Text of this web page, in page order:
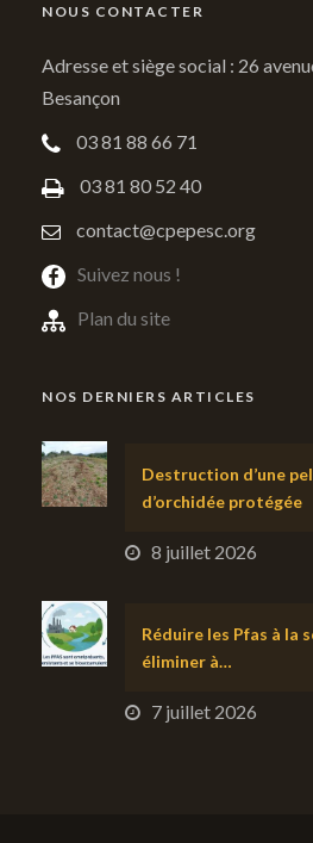
NOUS CONTACTER
Adresse et siège social : 26
Besançon
03 81 88 66 71
03 81 80 52 40
contact@cpepesc.org
Suivez nous !
Plan du site
NOS DERNIERS ARTICLES
Destruction d’une
d’orchidée protégée
8 juillet 2026
Réduire les Pfas à la
éliminer à…
7 juillet 2026